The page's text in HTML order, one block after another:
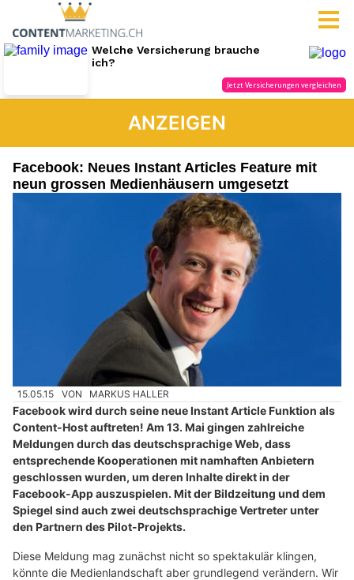
ANZEIGEN
Facebook: Neues Instant Articles Feature mit
neun grossen Medienhäusern umgesetzt
15.05.15 VON MARKUS HALLER
Facebook wird durch seine neue Instant Article Funktion als
Content-Host auftreten! Am 13. Mai gingen zahlreiche
Meldungen durch das deutschsprachige Web, dass
entsprechende Kooperationen mit namhaften Anbietern
geschlossen wurden, um deren Inhalte direkt in der
Facebook-App auszuspielen. Mit der Bildzeitung und dem
Spiegel sind auch zwei deutschsprachige Vertreter unter
den Partnern des Pilot-Projekts.
Diese Meldung mag zunächst nicht so spektakulär klingen,
könnte die Medienlandschaft aber grundlegend verändern. Wir